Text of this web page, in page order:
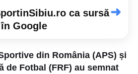
ca sursă
Google
➜
din România (APS) și
de Fotbal (FRF) au semnat